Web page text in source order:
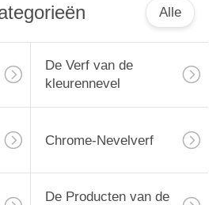
Alle
De Verf van de
kleurennevel
Chrome-Nevelverf
De Producten van de